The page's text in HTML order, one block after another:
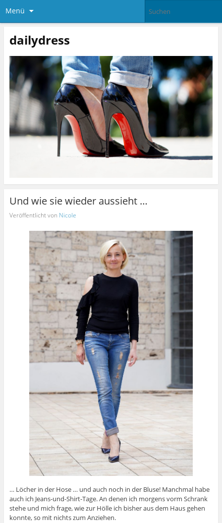
Menü
dailydress
Und wie sie wieder aussieht …
Veröffentlicht von Nicole
… Löcher in der Hose … und auch noch in der Bluse! Manchmal habe
auch ich Jeans-und-Shirt-Tage. An denen ich morgens vorm Schrank
stehe und mich frage, wie zur Hölle ich bisher aus dem Haus gehen
konnte, so mit nichts zum Anziehen.